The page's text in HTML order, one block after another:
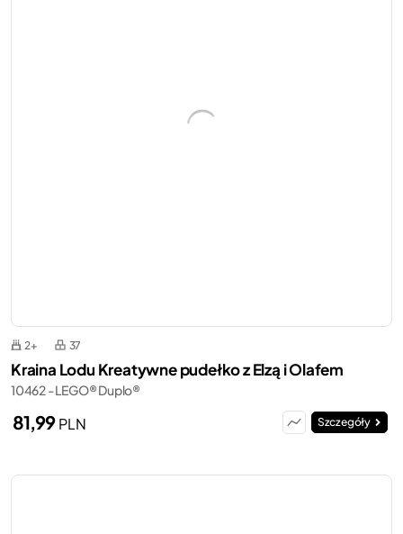
2+ 37
Kraina Lodu Kreatywne pudełko z Elzą i Olafem
10462 - LEGO® Duplo®
81,99PLN Szczegóły